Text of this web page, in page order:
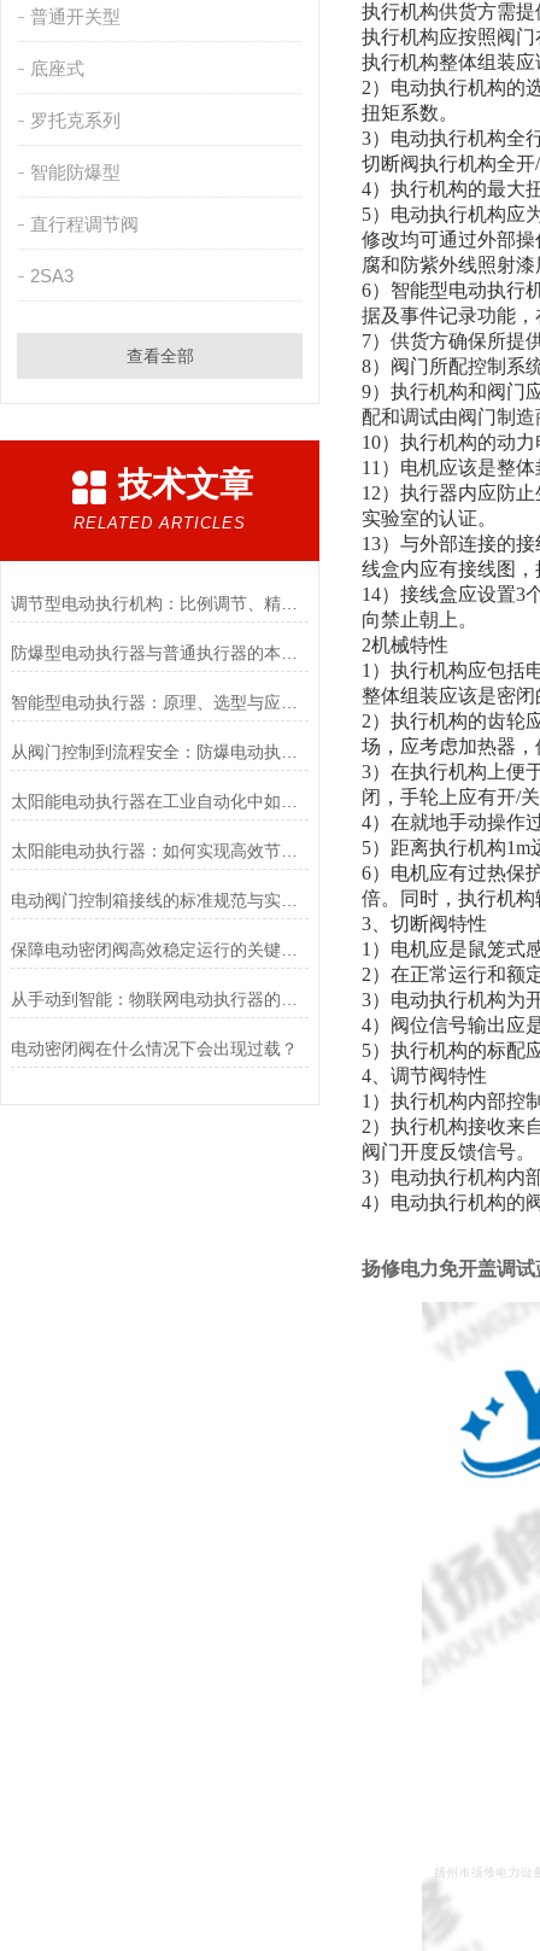
普通开关型
底座式
罗托克系列
智能防爆型
直行程调节阀
2SA3
查看全部
技术文章
RELATED ARTICLES
调节型电动执行机构：比例调节、精度控制要点
太阳能电动执行器：如何实现高效节能的自动化控制？
保障电动密闭阀高效稳定运行的关键举措
电动密闭阀在什么情况下会出现过载？
执行机构供货方需
执行机构应按照阀
执行机构整体组装
2）电动执行机构的
扭矩系数。
3）电动执行机构全
切断阀执行机构全开
4）执行机构的最大
5）电动执行机构应
修改均可通过外部
腐和防紫外线照射漆
6）智能型电动执行
据及事件记录功能
7）供货方确保所提
8）阀门所配控制系
9）执行机构和阀门
配和调试由阀门制
10）执行机构的动
11）电机应该是整
12）执行器内应防
实验室的认证。
13）与外部连接的
线盒内应有接线图
14）接线盒应设置3
向禁止朝上。
2机械特性
1）执行机构应包括
整体组装应该是密
2）执行机构的齿轮
场，应考虑加热器
3）在执行机构上便
闭，手轮上应有开/
4）在就地手动操作
5）距离执行机构
6）电机应有过热保
倍。同时，执行机
3、切断阀特性
1）电机应是鼠笼式
2）在正常运行和额
3）电动执行机构为
4）阀位信号输出应
5）执行机构的标配
4、调节阀特性
1）执行机构内部控
2）执行机构接收来
阀门开度反馈信号。
3）电动执行机构内
4）电动执行机构的
扬修电力免开盖调